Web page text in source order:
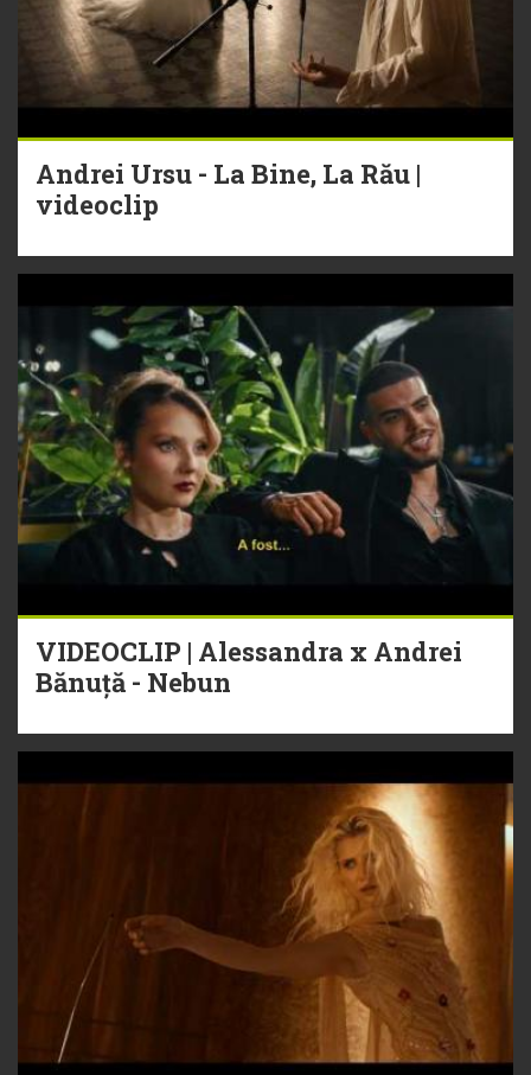
Andrei Ursu - La Bine, La Rău |
videoclip
VIDEOCLIP | Alessandra x Andrei
Bănuță - Nebun